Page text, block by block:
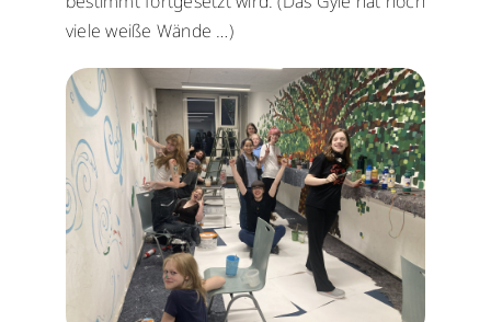
viele weiße Wände …)